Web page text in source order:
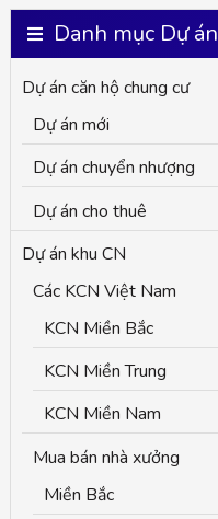
대
상
Danh mục Dự án
Dự án căn hộ chung cư
Dự án mới
Dự án chuyển nhượng
Dự án cho thuê
Dự án khu CN
Các KCN Việt Nam
KCN Miền Bắc
KCN Miền Trung
KCN Miền Nam
Mua bán nhà xưởng
Miền Bắc